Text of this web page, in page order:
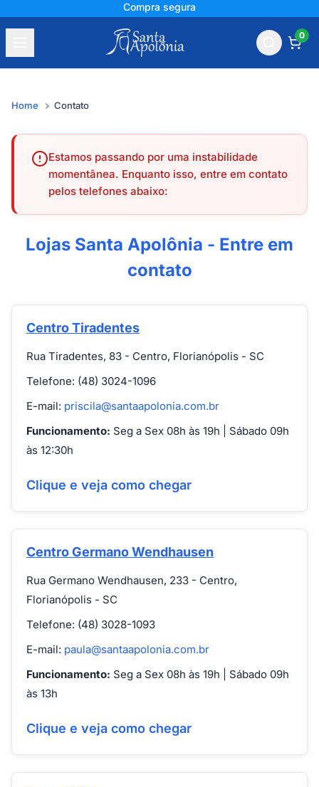
Compra segura
0
Home Contato
Estamos passando por uma instabilidade
momentânea. Enquanto isso, entre em contato
pelos telefones abaixo:
Lojas Santa Apolônia - Entre em
contato
Centro Tiradentes
Rua Tiradentes, 83 - Centro, Florianópolis - SC
Telefone: (48) 3024-1096
E-mail: priscila@santaapolonia.com.br
Funcionamento: Seg a Sex 08h às 19h | Sábado 09h
às 12:30h
Clique e veja como chegar
Centro Germano Wendhausen
Rua Germano Wendhausen, 233 - Centro,
Florianópolis - SC
Telefone: (48) 3028-1093
E-mail: paula@santaapolonia.com.br
Funcionamento: Seg a Sex 08h às 19h | Sábado 09h
às 13h
Clique e veja como chegar